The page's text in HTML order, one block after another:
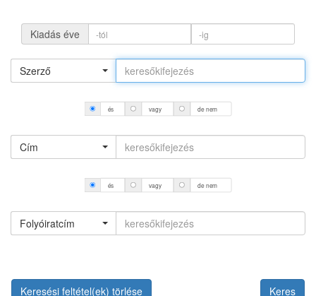
Kiadás éve
Szerző
és vagy de nem
Cím
és vagy de nem
Folyóiratcím
Keresési feltétel(ek) törlése